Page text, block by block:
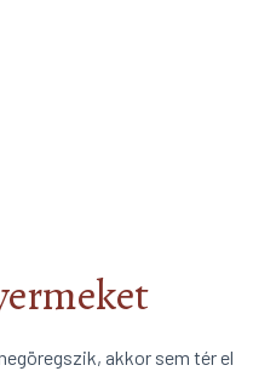
akkor sem tér el